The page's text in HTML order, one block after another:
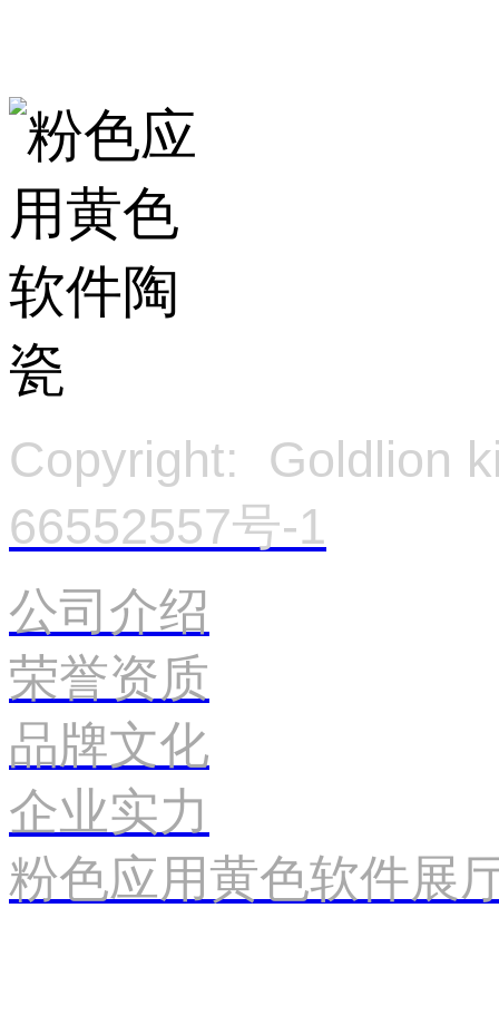
Copyright:
66552557号-1
公司介绍
荣誉资质
品牌文化
企业实力
粉色应用黄色软件展